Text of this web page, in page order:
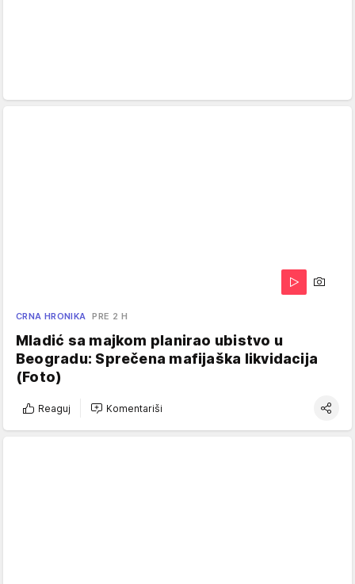
CRNA HRONIKA PRE 2 H
Mladić sa majkom planirao ubistvo u
Beogradu: Sprečena mafijaška likvidacija
(Foto)
Reaguj Komentariši